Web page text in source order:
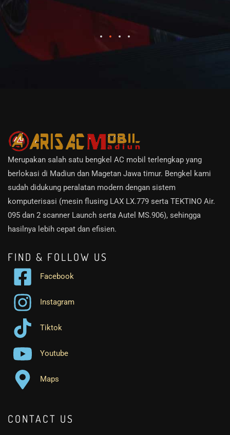
Merupakan salah satu bengkel AC mobil terlengkap yang
berlokasi di Madiun dan Magetan Jawa timur. Bengkel kami
sudah didukung peralatan modern dengan sistem
komputerisasi (mesin flusing LAX LX.779 serta TEKTINO Air.
095 dan 2 scanner Launch serta Autel MS.906), sehingga
hasilnya lebih cepat dan efisien.
FIND & FOLLOW US
Facebook
Instagram
Tiktok
Youtube
Maps
CONTACT US